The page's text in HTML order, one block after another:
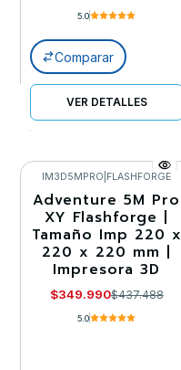
5.0
Comparar
VER DETALLES
-20%
Llega el 27/08/2026
IM3D5MPRO FLASHFORGE
Adventure 5M Pro
XY Flashforge |
Tamaño Imp 220 x
220 x 220 mm |
Impresora 3D
$349.990$437.488
5.0